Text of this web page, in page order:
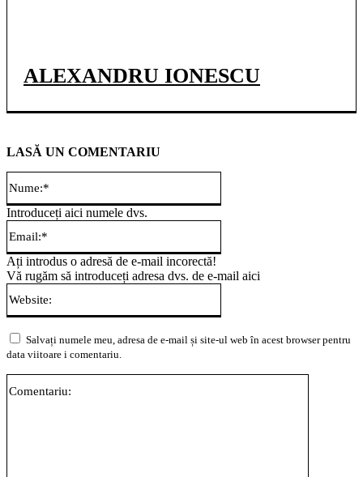
ALEXANDRU IONESCU
LASĂ UN COMENTARIU
Introduceți aici numele dvs.
Ați introdus o adresă de e-mail incorectă!
Vă rugăm să introduceți adresa dvs. de e-mail aici
Salvați numele meu, adresa de e-mail și site-ul web în acest browser pentru
data viitoare i comentariu.